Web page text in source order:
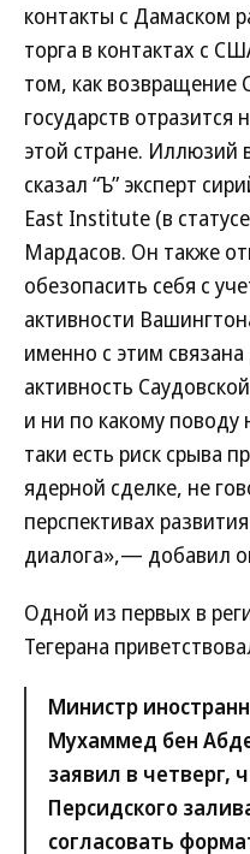
контакты с Дамаском
торга в контактах с
том, как возвращение
государств отразится
этой стране.
сказал “Ъ” эксперт
East Institute (в
Мардасов. Он также
обезопасить себя с
активности
именно с этим
активность
и ни по какому поводу
таки есть риск срыва
ядерной сделке, не
перспективах
диалога»,— добавил
Одной из первых в
Тегерана
Министр
Мухаммед бен
заявил в четверг,
Персидского
согласовать